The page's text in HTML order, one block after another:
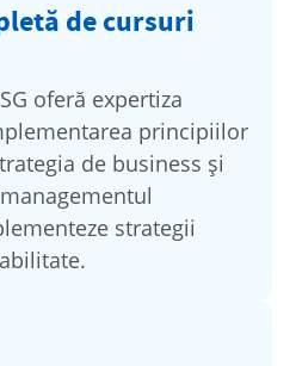
de cursuri
oferă expertiza
principiilor
de business și
strategii